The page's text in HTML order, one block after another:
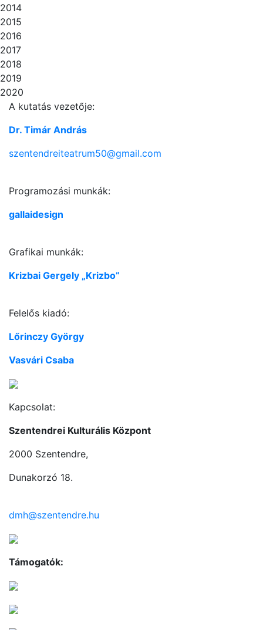
2014
2015
2016
2017
2018
2019
2020
A kutatás vezetője:
Dr. Timár András
szentendreiteatrum50@gmail.com
Programozási munkák:
gallaidesign
Grafikai munkák:
Krizbai Gergely „Krizbo”
Felelős kiadó:
Lőrinczy György
Vasvári Csaba
Kapcsolat:
Szentendrei Kulturális Központ
2000 Szentendre,
Dunakorzó 18.
dmh@szentendre.hu
Támogatók: